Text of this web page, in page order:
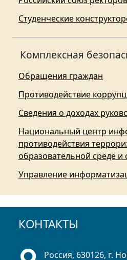
Студенческие
Комплексная
Обращения граждан
Противодействие
Сведения о доходах
Национальный центр
противодействия
образовательной среде и
Управление
КОНТАКТЫ
Россия, 630126, г.